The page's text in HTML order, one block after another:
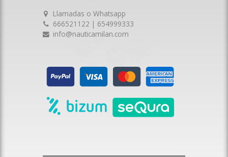
Llamadas o Whatsapp
666521122 | 654999333
info@nauticamilan.com